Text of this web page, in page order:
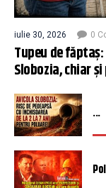
iulie 30, 2026 0
Tupeu de
Slobozia, chiar
...